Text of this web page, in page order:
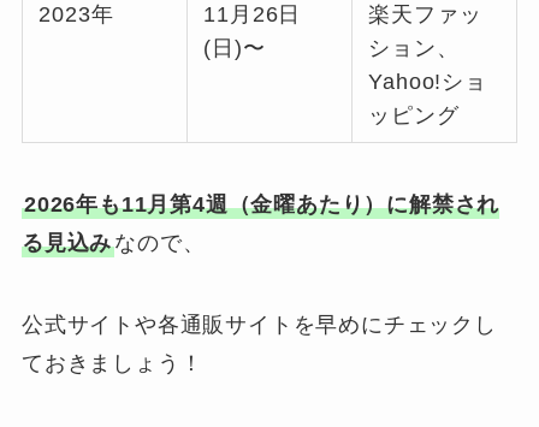
2023年
11月26日
(日)〜
楽天ファッ
ション、
Yahoo!ショ
ッピング
2026年も11月第4週（金曜あたり）に解禁され
る見込みなので、
公式サイトや各通販サイトを早めにチェックし
ておきましょう！